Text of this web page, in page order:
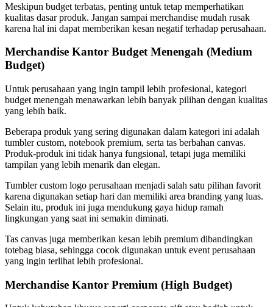
Meskipun budget terbatas, penting untuk tetap memperhatikan
kualitas dasar produk. Jangan sampai merchandise mudah rusak
karena hal ini dapat memberikan kesan negatif terhadap perusahaan.
Merchandise Kantor Budget Menengah (Medium
Budget)
Untuk perusahaan yang ingin tampil lebih profesional, kategori
budget menengah menawarkan lebih banyak pilihan dengan kualitas
yang lebih baik.
Beberapa produk yang sering digunakan dalam kategori ini adalah
tumbler custom, notebook premium, serta tas berbahan canvas.
Produk-produk ini tidak hanya fungsional, tetapi juga memiliki
tampilan yang lebih menarik dan elegan.
Tumbler custom logo perusahaan menjadi salah satu pilihan favorit
karena digunakan setiap hari dan memiliki area branding yang luas.
Selain itu, produk ini juga mendukung gaya hidup ramah
lingkungan yang saat ini semakin diminati.
Tas canvas juga memberikan kesan lebih premium dibandingkan
totebag biasa, sehingga cocok digunakan untuk event perusahaan
yang ingin terlihat lebih profesional.
Merchandise Kantor Premium (High Budget)